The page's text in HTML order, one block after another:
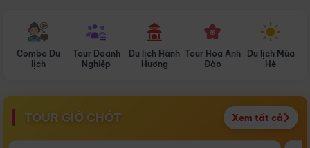
Combo Du
lịch
Tour Doanh
Nghiệp
Du lịch Hành
Hương
Tour Hoa Anh
Đào
Du lịch Mùa
Hè
TOUR GIỜ CHÓT Xem tất cả
Điểm nổi bật